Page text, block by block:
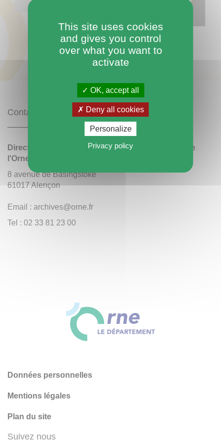
Dates
Indifférent
Les 15 prochains jours
Contact
Direction des archives et du patrimoine culturel de
l'Orne
8 avenue de Basingstoke
61017 Alençon
Email : archives@orne.fr
Tel : 02 33 81 23 00
Données personnelles
Mentions légales
Plan du site
Suivez nous
This site uses cookies
and gives you control
over what you want to
activate
OK, accept all
Deny all cookies
Personalize
Privacy policy